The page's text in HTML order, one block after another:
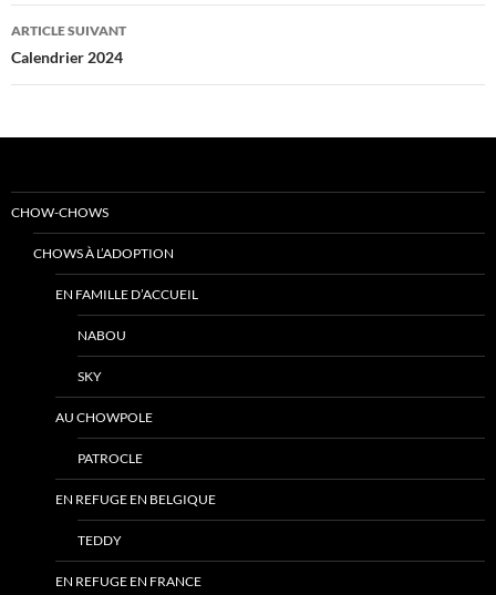
articles
ARTICLE SUIVANT
Calendrier 2024
CHOW-CHOWS
CHOWS À L’ADOPTION
EN FAMILLE D’ACCUEIL
NABOU
SKY
AU CHOWPOLE
PATROCLE
EN REFUGE EN BELGIQUE
TEDDY
EN REFUGE EN FRANCE